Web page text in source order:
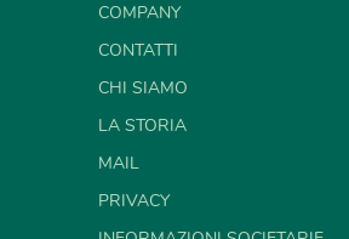
COMPANY
CONTATTI
CHI SIAMO
LA STORIA
MAIL
PRIVACY